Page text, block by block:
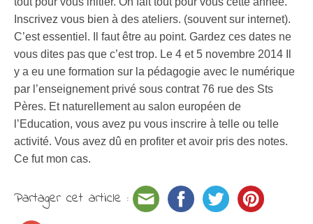
Inscrivez vous bien à des ateliers. (souvent sur internet).
C’est essentiel. Il faut être au point. Gardez ces dates ne
vous dites pas que c’est trop. Le 4 et 5 novembre 2014 Il
y a eu une formation sur la pédagogie avec le numérique
par l’enseignement privé sous contrat 76 rue des Sts
Pères. Et naturellement au salon européen de
l’Education, vous avez pu vous inscrire à telle ou telle
activité. Vous avez dû en profiter et avoir pris des notes.
Ce fut mon cas.
Partager cet article :